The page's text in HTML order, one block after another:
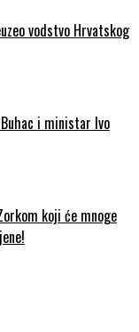
vodstvo Hrvatskog
i ministar Ivo
koji će mnoge